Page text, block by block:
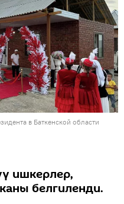
в Баткенской области
ишкерлер,
белгиленди.